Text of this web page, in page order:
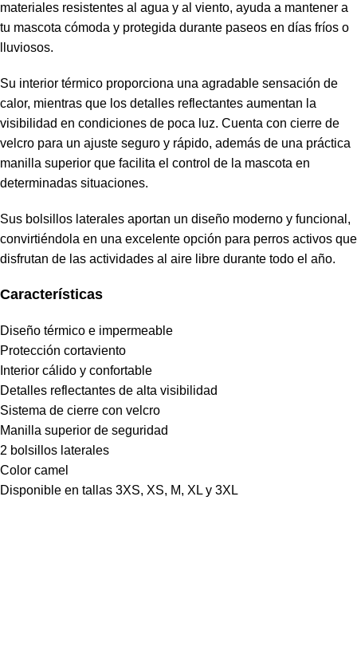
materiales resistentes al agua y al viento, ayuda a mantener a
tu mascota cómoda y protegida durante paseos en días fríos o
lluviosos.
Su interior térmico proporciona una agradable sensación de
calor, mientras que los detalles reflectantes aumentan la
visibilidad en condiciones de poca luz. Cuenta con cierre de
velcro para un ajuste seguro y rápido, además de una práctica
manilla superior que facilita el control de la mascota en
determinadas situaciones.
Sus bolsillos laterales aportan un diseño moderno y funcional,
convirtiéndola en una excelente opción para perros activos que
disfrutan de las actividades al aire libre durante todo el año.
Características
Diseño térmico e impermeable
Protección cortaviento
Interior cálido y confortable
Detalles reflectantes de alta visibilidad
Sistema de cierre con velcro
Manilla superior de seguridad
2 bolsillos laterales
Color camel
Disponible en tallas 3XS, XS, M, XL y 3XL